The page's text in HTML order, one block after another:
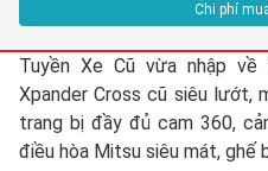
Chi phí
Tuyền Xe Cũ vừa nhập
Xpander Cross cũ siêu lướt,
trang bị đầy đủ cam 360,
điều hòa Mitsu siêu mát, ghế